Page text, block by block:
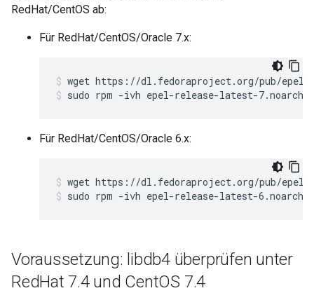
RedHat/CentOS ab:
Für RedHat/CentOS/Oracle 7.x:
sudo rpm -ivh epel-release-latest-
Für RedHat/CentOS/Oracle 6.x:
sudo rpm -ivh epel-release-latest-
Voraussetzung: libdb4 überprüfen unter
RedHat 7.4 und CentOS 7.4